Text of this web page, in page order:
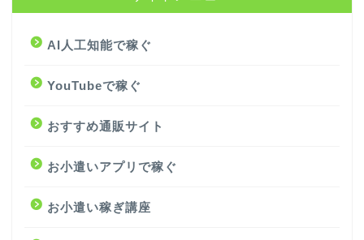
AI人工知能で稼ぐ
YouTubeで稼ぐ
おすすめ通販サイト
お小遣いアプリで稼ぐ
お小遣い稼ぎ講座